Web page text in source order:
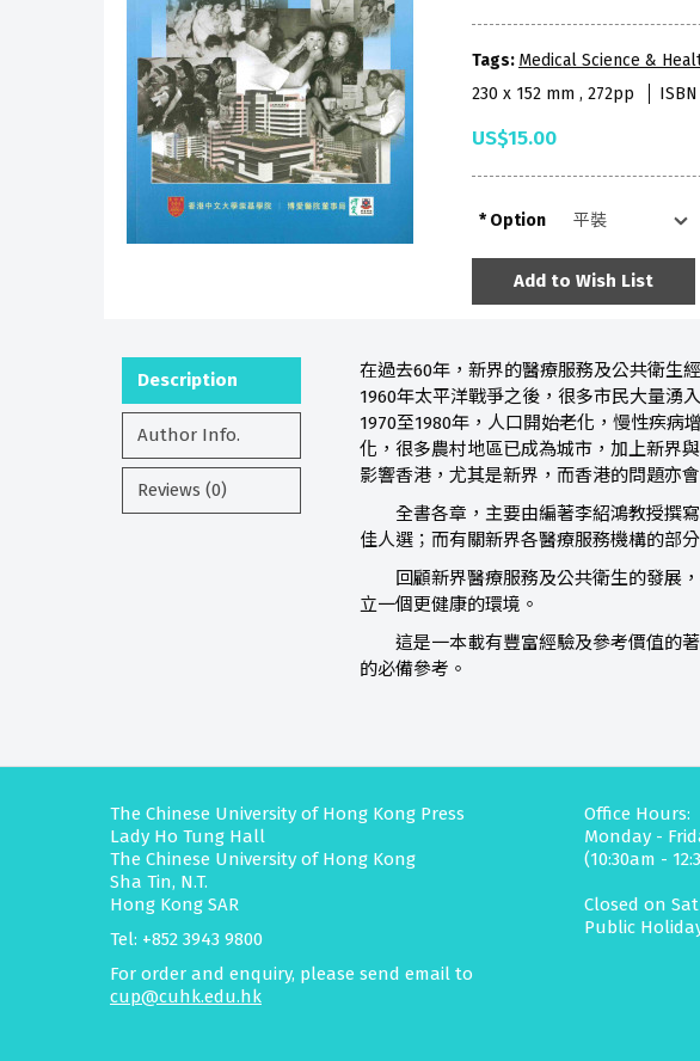
Tags: Medical Science &
230 x 152 mm , 272pp
US$15.00
Option
Add to Wish List
Description
Author Info.
Reviews (0)
在過去60年，新界的醫療服務及公共衛生
1960年太平洋戰爭之後，很多市民大量湧
1970至1980年，人口開始老化，慢性疾病
化，很多農村地區已成為城市，加上新界
影響香港，尤其是新界，而香港的問題亦
全書各章，主要由編著李紹鴻教授撰寫
佳人選；而有關新界各醫療服務機構的部
回顧新界醫療服務及公共衛生的發展，
立一個更健康的環境。
這是一本載有豐富經驗及參考價值的著
的必備參考。
The Chinese University of Hong Kong Press
Lady Ho Tung Hall
The Chinese University of Hong Kong
Sha Tin, N.T.
Hong Kong SAR
Tel: +852 3943 9800
For order and enquiry, please send email to
cup@cuhk.edu.hk
Office Hours:
Monday -
(10:30am -
Closed on
Public